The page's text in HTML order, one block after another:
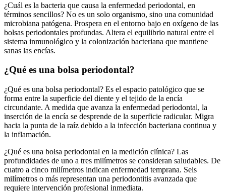
¿Cuál es la bacteria que causa la enfermedad periodontal, en
términos sencillos? No es un solo organismo, sino una comunidad
microbiana patógena. Prospera en el entorno bajo en oxígeno de las
bolsas periodontales profundas. Altera el equilibrio natural entre el
sistema inmunológico y la colonización bacteriana que mantiene
sanas las encías.
¿Qué es una bolsa periodontal?
¿Qué es una bolsa periodontal? Es el espacio patológico que se
forma entre la superficie del diente y el tejido de la encía
circundante. A medida que avanza la enfermedad periodontal, la
inserción de la encía se desprende de la superficie radicular. Migra
hacia la punta de la raíz debido a la infección bacteriana continua y
la inflamación.
¿Qué es una bolsa periodontal en la medición clínica? Las
profundidades de uno a tres milímetros se consideran saludables. De
cuatro a cinco milímetros indican enfermedad temprana. Seis
milímetros o más representan una periodontitis avanzada que
requiere intervención profesional inmediata.